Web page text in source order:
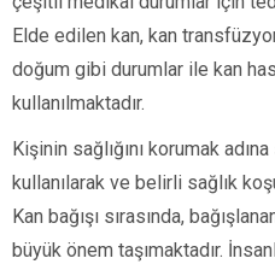
Elde edilen kan, kan
doğum gibi durumlar ile kan
kullanılmaktadır.
Kişinin sağlığını korumak
kullanılarak ve belirli sağlık
Kan bağışı sırasında,
büyük önem taşımaktadır.